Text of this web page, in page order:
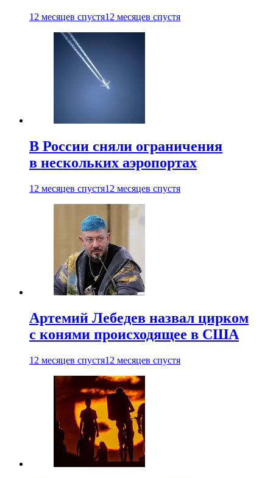
12 месяцев спустя12 месяцев спустя
В России сняли ограничения
в нескольких аэропортах
12 месяцев спустя12 месяцев спустя
Артемий Лебедев назвал цирком
с конями происходящее в США
12 месяцев спустя12 месяцев спустя